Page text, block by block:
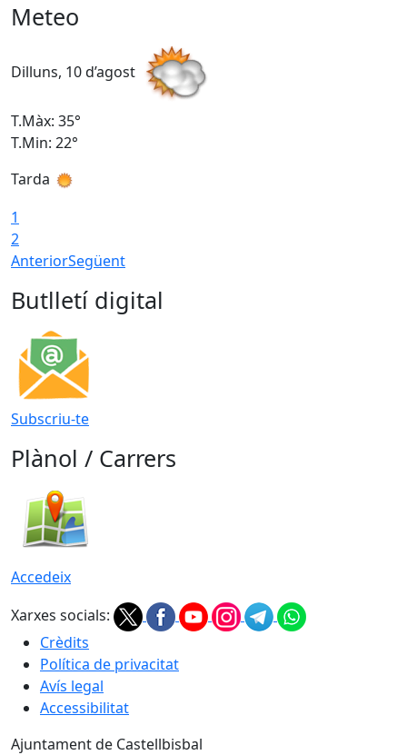
Meteo
Dilluns, 10 d’agost
T.Màx: 35°
T.Min: 22°
Tarda
1
2
AnteriorSegüent
Butlletí digital
Subscriu-te
Plànol / Carrers
Accedeix
Xarxes socials:
Crèdits
Política de privacitat
Avís legal
Accessibilitat
Ajuntament de Castellbisbal